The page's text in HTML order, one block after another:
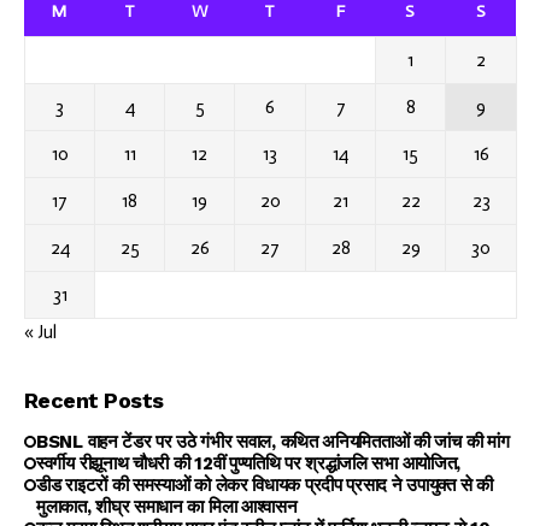
M T W T F S S
1 2
3 4 5 6 7 8 9
10 11 12 13 14 15 16
17 18 19 20 21 22 23
24 25 26 27 28 29 30
31
« Jul
Recent Posts
BSNL वाहन टेंडर पर उठे गंभीर सवाल, कथित अनियमितताओं की जांच की मांग
स्वर्गीय रीझूनाथ चौधरी की 12वीं पुण्यतिथि पर श्रद्धांजलि सभा आयोजित,
डीड राइटरों की समस्याओं को लेकर विधायक प्रदीप प्रसाद ने उपायुक्त से की
मुलाकात, शीघ्र समाधान का मिला आश्वासन